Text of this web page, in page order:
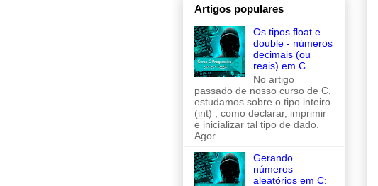
Artigos populares
Os tipos float e
double - números
decimais (ou
reais) em C
No artigo
passado de nosso curso de C,
estudamos sobre o tipo inteiro
(int) , como declarar, imprimir
e inicializar tal tipo de dado.
Agor...
Gerando
números
aleatórios em C: